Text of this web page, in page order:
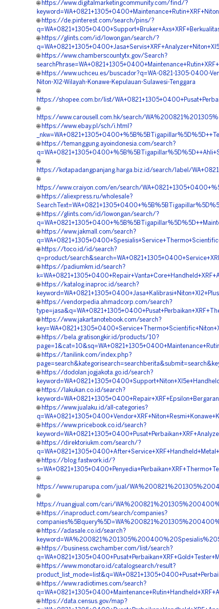
🌐 https://www.digitalmarketingcommunity.com/find/?
🌐 https://de.pinterest.com/search/pins/?
🌐 https://glints.com/id/lowongan/search/?
🌐 https://www.chamberscountytx.gov/Search?
🌐 https://www.uchceu.es/buscador?q=WA-0821-1305-0400-
Niton-Xl2-Wilayah-Konawe-Kepulauan-Sulawesi-Tenggara
🌐
https://shopee.com.br/list/
🌐
https://www.carousell.com.hk/search/
🌐 https://www.ebay.pl/sch/i.html?
🌐 https://temanggung.ayoindonesia.com/search?
🌐
https://kotapadangpanjang.harga.biz.id/search/label/
🌐
https://www.craiyon.com/en/search/
🌐 https://aliexpress.ru/wholesale?
🌐 https://glints.com/id/lowongan/search/?
🌐 https://www.jakmall.com/search?
🌐 https://toco.id/id/search?
q=product/
🌐 https://padiumkm.id/search?
🌐 https://katalog.inaproc.id/search?
🌐 https://vendorpedia.ahmadcorp.com/search?
🌐 https://www.jakartanotebook.com/search?
🌐 https://bela.gratisongkir.id/products/10?
🌐 https://tanilink.com/index.php?
🌐 https://dodolan.jogjakota.go.id/search?
🌐 https://lakukan.co.id/search?
🌐 https://www.jualaku.id/all-categories?
🌐 https://www.pricebook.co.id/search?
🌐 https://direktoriukm.com/search/?
🌐 https://blog.fastwork.id/?
🌐
https://www.ruparupa.com/jual/
🌐
https://ruangjual.com/cari/
🌐 https://inaproduct.com/search/companies?
🌐 https://adasale.co.id/search?
🌐 https://business.cwchamber.com/list/search?
🌐 https://www.monotaro.id/catalogsearch/result?
🌐 https://www.radiotimes.com/search?
🌐 https://data.census.gov/map?